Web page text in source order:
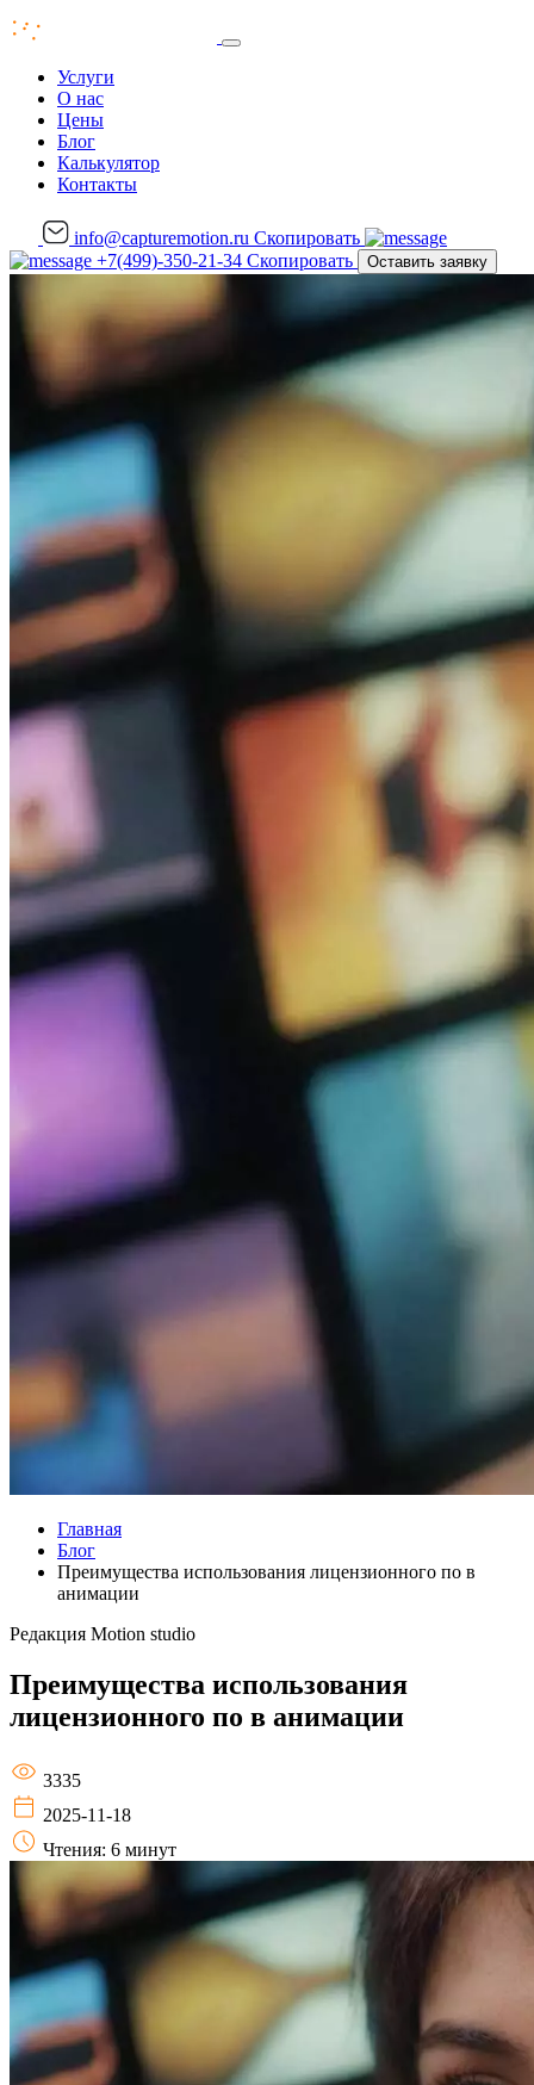
Услуги
О нас
Цены
Блог
Калькулятор
Контакты
info@capturemotion.ru Скопировать
+7(499)-350-21-34 Скопировать Оставить заявку
Главная
Блог
Преимущества использования лицензионного по в
анимации
Редакция Motion studio
Преимущества использования
лицензионного по в анимации
3335
2025-11-18
Чтения: 6 минут